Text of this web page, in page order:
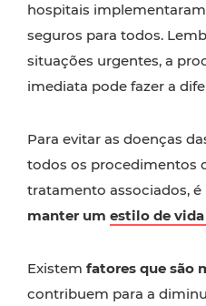
hospitais
seguros para todos.
situações urgentes, a
imediata pode fazer a
Para evitar as doenças
todos os procedimentos
tratamento associados,
manter um estilo de
Existem fatores que são
contribuem para a